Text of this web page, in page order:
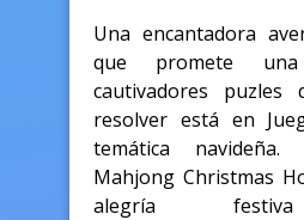
Una encantadora
que promete
cautivadores puzles
resolver está en
temática navideña.
Mahjong Christmas
alegría